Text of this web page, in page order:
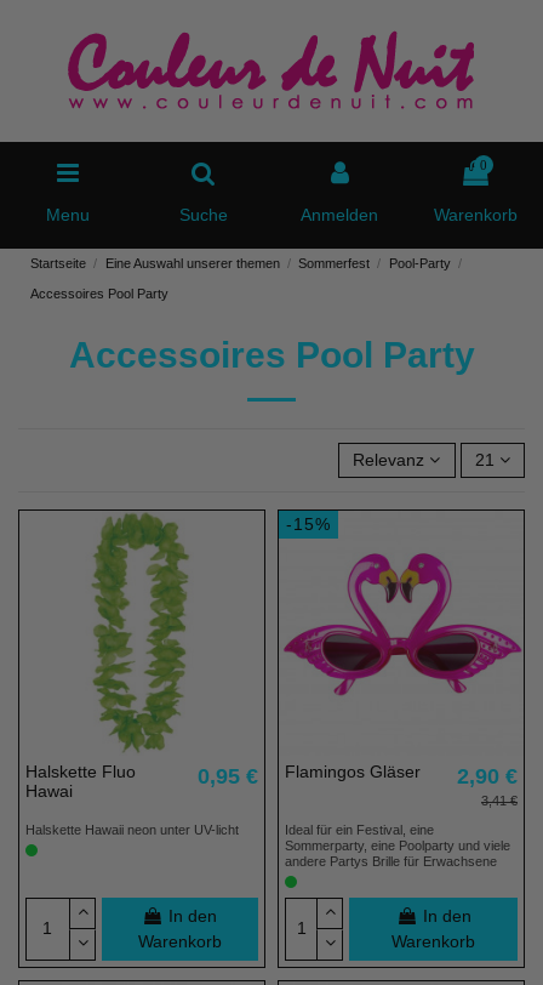
Menu Suche Anmelden
0
Warenkorb
Startseite Eine Auswahl unserer themen Sommerfest Pool-Party
Accessoires Pool Party
Accessoires Pool Party
Relevanz 21
Halskette Fluo
Hawai
0,95 €
Halskette Hawaii neon unter UV-licht
In den
Warenkorb
-15%
Flamingos Gläser 2,90 €
3,41 €
Ideal für ein Festival, eine
Sommerparty, eine Poolparty und viele
andere Partys Brille für Erwachsene
In den
Warenkorb